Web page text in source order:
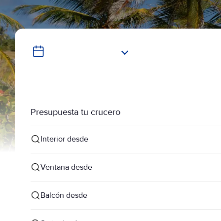
Presupuesta tu crucero
Interior desde
Ventana desde
Balcón desde